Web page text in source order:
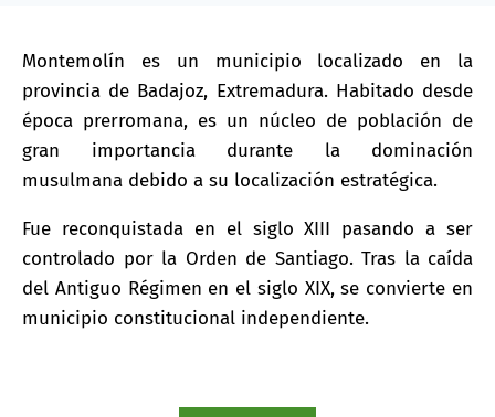
Montemolín es un municipio localizado en la
provincia de Badajoz, Extremadura. Habitado desde
época prerromana, es un núcleo de población de
gran importancia durante la dominación
musulmana debido a su localización estratégica.
Fue reconquistada en el siglo XIII pasando a ser
controlado por la Orden de Santiago. Tras la caída
del Antiguo Régimen en el siglo XIX, se convierte en
municipio constitucional independiente.